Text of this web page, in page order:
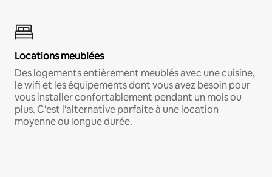
Locations meublées
Des logements entièrement meublés avec une cuisine,
le wifi et les équipements dont vous avez besoin pour
vous installer confortablement pendant un mois ou
plus. C'est l'alternative parfaite à une location
moyenne ou longue durée.